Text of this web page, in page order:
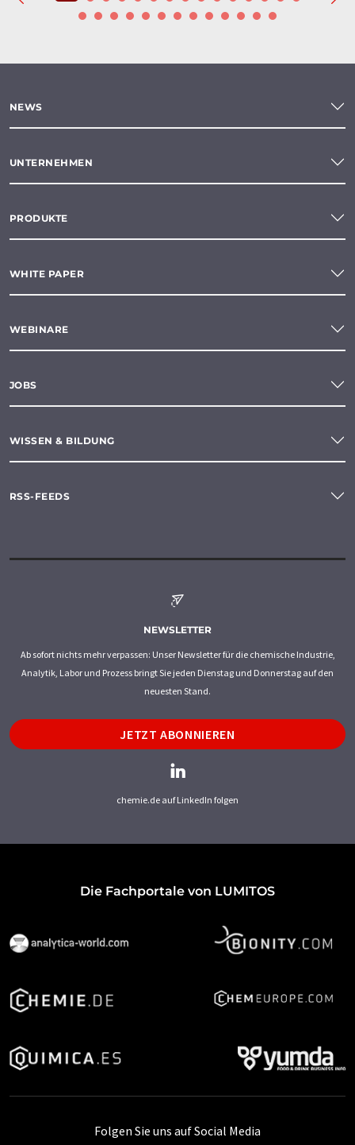
NEWS
UNTERNEHMEN
PRODUKTE
WHITE PAPER
WEBINARE
JOBS
WISSEN & BILDUNG
RSS-FEEDS
NEWSLETTER
Ab sofort nichts mehr verpassen: Unser Newsletter für die chemische Industrie,
Analytik, Labor und Prozess bringt Sie jeden Dienstag und Donnerstag auf den
neuesten Stand.
JETZT ABONNIEREN
chemie.de auf LinkedIn folgen
Die Fachportale von LUMITOS
Folgen Sie uns auf Social Media